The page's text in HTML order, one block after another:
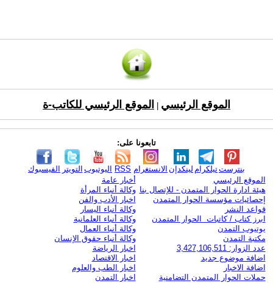
الموقع الرئيسي الموقع الرئيسي للكاتب-ة
تابعونا على:
الفيسبوك التويتر اليوتيوب RSS الانستغرام لينكدإن تيلكرامبنترست
الموقع الرئيسي
هيئة ادارة الحوار المتمدن - للإتصال بنا
إحصائيات مؤسسة الحوار المتمدن
قواعد النشر
ابرز كتاب / كاتبات الحوار المتمدن
يوتيوب التمدن
مكتبة التمدن
عدد الزوار: 3,427,106,511
اضافة موضوع جديد
اضافة الاخبار
حملات الحوار المتمدن التضامنية
أخبار عامة
وكالة أنباء المرأة
اخبار الأدب والفن
وكالة أنباء اليسار
وكالة أنباء العلمانية
وكالة أنباء العمال
وكالة أنباء حقوق الإنسان
اخبار الرياضة
اخبار الاقتصاد
اخبار الطب والعلوم
اخبار التمدن